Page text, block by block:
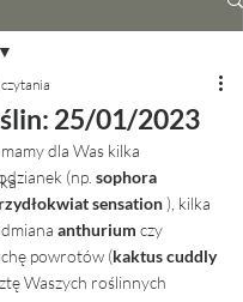
25/01/2023
dla Was kilka
(np. sophora
sensation ), kilka
anthurium czy
powrotów (kaktus cuddly
Waszych roślinnych